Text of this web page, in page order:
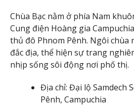
Chùa Bạc nằm ở phía Nam
Cung điện Hoàng gia
thủ đô Phnom Pênh. Ngôi chùa
đắc địa, thể hiện sự trang
nhịp sống sôi động nơi phố thị.
Địa chỉ: Đại lộ Samdech
Pênh, Campuchia